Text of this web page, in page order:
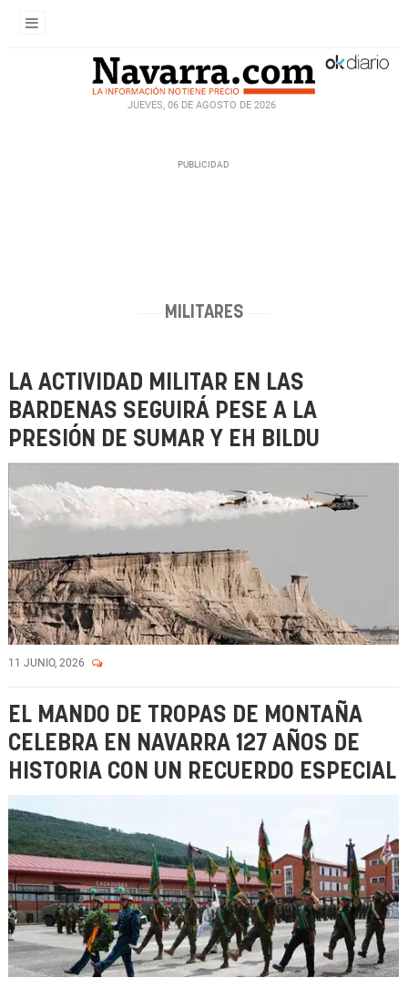
JUEVES, 06 DE AGOSTO DE 2026
MILITARES
LA ACTIVIDAD MILITAR EN LAS
BARDENAS SEGUIRÁ PESE A LA
PRESIÓN DE SUMAR Y EH BILDU
11 JUNIO, 2026
EL MANDO DE TROPAS DE MONTAÑA
CELEBRA EN NAVARRA 127 AÑOS DE
HISTORIA CON UN RECUERDO ESPECIAL